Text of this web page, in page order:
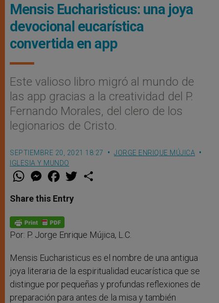
Mensis Eucharisticus: una joya
devocional eucarística
convertida en app
Este valioso libro migró al mundo de
las app gracias a la creatividad del P.
Fernando Morales, del clero de los
legionarios de Cristo.
SEPTIEMBRE 20, 2021 18:27
JORGE ENRIQUE MÚJICA
IGLESIA Y MUNDO
W
t
s
p
p
M
e
s
e
g
e
r
F
a
e
b
o
k
w
Share this Entry
Por: P. Jorge Enrique Mújica, L.C.
Mensis Eucharisticus es el nombre de una antigua
joya literaria de la espiritualidad eucarística que se
distingue por pequeñas y profundas reflexiones de
preparación para antes de la misa y también